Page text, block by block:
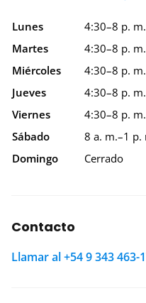
Lunes
4:30–8 p. m.
Martes
4:30–8 p. m.
Miércoles
4:30–8 p. m.
Jueves
4:30–8 p. m.
Viernes
4:30–8 p. m.
Sábado
8 a. m.–1 p.
Domingo
Cerrado
Contacto
Llamar al +54 9 343 463-